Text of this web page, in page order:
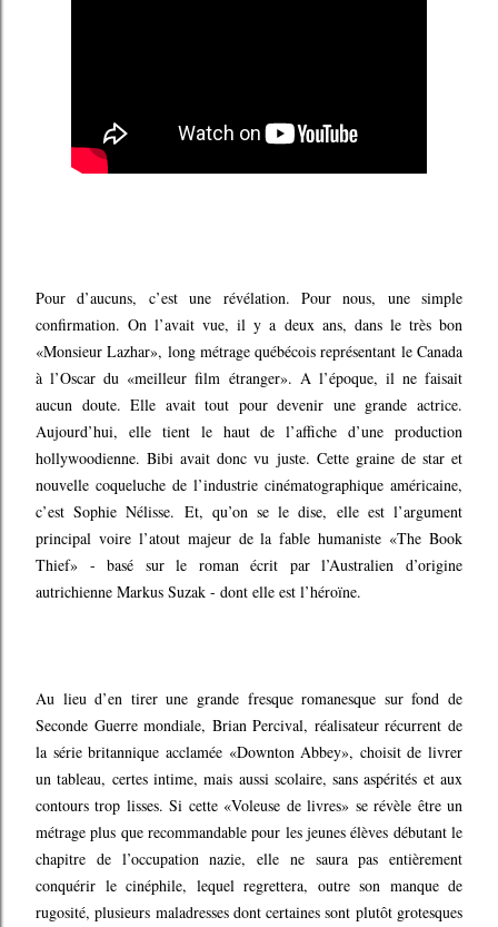
Pour d’aucuns, c’est une révélation. Pour nous, une simple
confirmation. On l’avait vue, il y a deux ans, dans le très bon
«Monsieur Lazhar», long métrage québécois représentant le Canada
à l’Oscar du «meilleur film étranger». A l’époque, il ne faisait
aucun doute. Elle avait tout pour devenir une grande actrice.
Aujourd’hui, elle tient le haut de l’affiche d’une production
hollywoodienne. Bibi avait donc vu juste. Cette graine de star et
nouvelle coqueluche de l’industrie cinématographique américaine,
c’est Sophie Nélisse. Et, qu’on se le dise, elle est l’argument
principal voire l’atout majeur de la fable humaniste «The Book
Thief» - basé sur le roman écrit par l’Australien d’origine
autrichienne Markus Suzak - dont elle est l’héroïne.
Au lieu d’en tirer une grande fresque romanesque sur fond de
Seconde Guerre mondiale, Brian Percival, réalisateur récurrent de
la série britannique acclamée «Downton Abbey», choisit de livrer
un tableau, certes intime, mais aussi scolaire, sans aspérités et aux
contours trop lisses. Si cette «Voleuse de livres» se révèle être un
métrage plus que recommandable pour les jeunes élèves débutant le
chapitre de l’occupation nazie, elle ne saura pas entièrement
conquérir le cinéphile, lequel regrettera, outre son manque de
rugosité, plusieurs maladresses dont certaines sont plutôt grotesques